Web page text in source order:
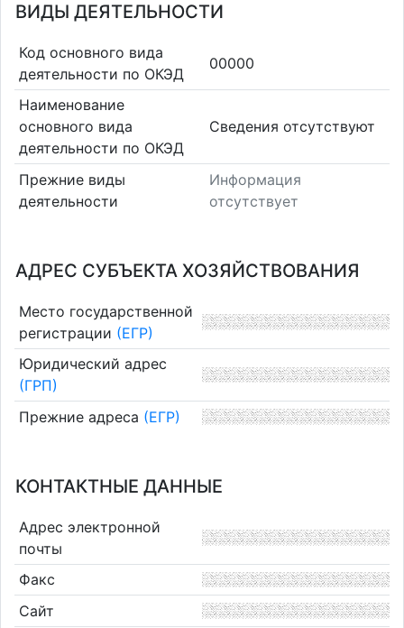
ВИДЫ ДЕЯТЕЛЬНОСТИ
Код основного вида
деятельности по ОКЭД
00000
Наименование
основного вида
деятельности по ОКЭД
Cведения отсутствуют
Прежние виды
деятельности
Информация
отсутствует
АДРЕС СУБЪЕКТА ХОЗЯЙСТВОВАНИЯ
Место государственной
регистрации (ЕГР)
Юридический адрес
(ГРП)
Прежние адреса (ЕГР)
КОНТАКТНЫЕ ДАННЫЕ
Адрес электронной
почты
Факс
Сайт